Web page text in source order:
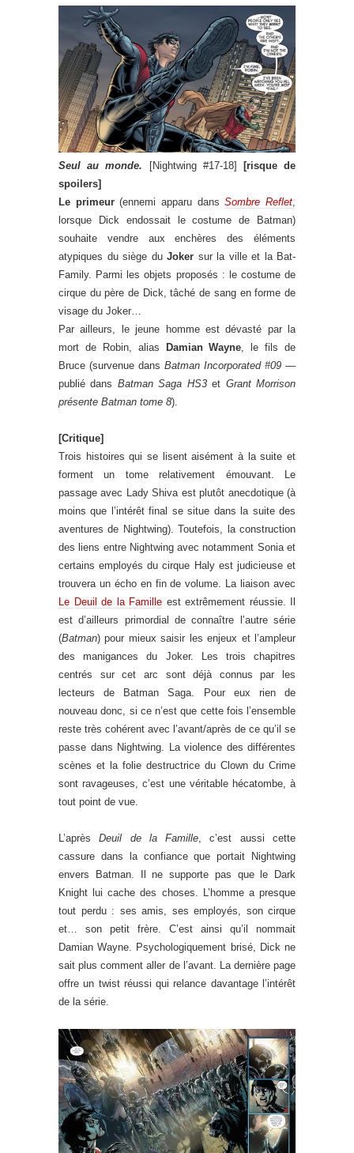
Seul au monde. [Nightwing #17-18]
[risque de
spoilers]
Le primeur(ennemi apparu dansSombre Reflet,
lorsque Dick endossait le costume de Batman)
souhaite vendre aux enchères des éléments
atypiques du siège du Joker sur la ville et la Bat-
Family. Parmi les objets proposés : le costume de
cirque du père de Dick, tâché de sang en forme de
visage du Joker…
Par ailleurs, le jeune homme est dévasté par la
mort de Robin, alias
Damian Wayne, le fils de
Bruce (survenue dans Batman Incorporated #09 —
publié dans Batman Saga HS3et Grant Morrison
présente Batman tome 8).
[Critique]
Trois histoires qui se lisent aisément à la suite et
forment un tome relativement émouvant. Le
passage avec Lady Shiva est plutôt anecdotique (à
moins que l’intérêt final se situe dans la suite des
aventures de Nightwing). Toutefois, la construction
des liens entre Nightwing avec notamment Sonia et
certains employés du cirque Haly est judicieuse et
trouvera un écho en fin de volume. La liaison avec
Le Deuil de la Famille est extrêmement réussie. Il
est d’ailleurs primordial de connaître l’autre série
(Batman) pour mieux saisir les enjeux et l’ampleur
des manigances du Joker. Les trois chapitres
centrés sur cet arc sont déjà connus par les
lecteurs de Batman Saga. Pour eux rien de
nouveau donc, si ce n’est que cette fois l’ensemble
reste très cohérent avec l’avant/après de ce qu’il se
passe dans Nightwing. La violence des différentes
scènes et la folie destructrice du Clown du Crime
sont ravageuses, c’est une véritable hécatombe, à
tout point de vue.
L’aprèsDeuil de la Famille, c’est aussi cette
cassure dans la confiance que portait Nightwing
envers Batman. Il ne supporte pas que le Dark
Knight lui cache des choses. L’homme a presque
tout perdu : ses amis, ses employés, son cirque
et… son petit frère. C’est ainsi qu’il nommait
Damian Wayne. Psychologiquement brisé, Dick ne
sait plus comment aller de l’avant. La dernière page
offre un twist réussi qui relance davantage l’intérêt
de la série.